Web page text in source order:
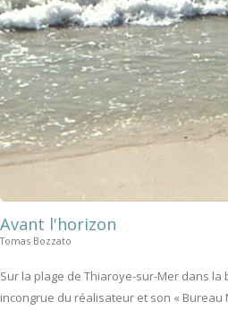
Avant l'horizon
Tomas Bozzato
Sur la plage de Thiaroye-sur-Mer dans
incongrue du réalisateur et son « Bureau